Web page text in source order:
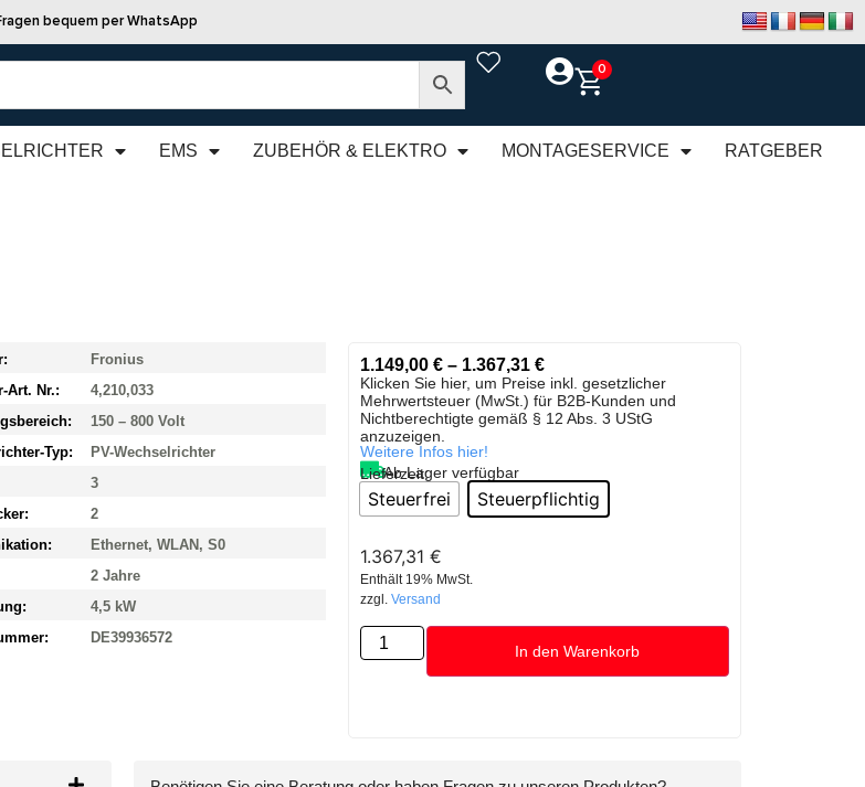
bequem per WhatsApp
0
EMS ZUBEHÖR & ELEKTRO MONTAGESERVICE RATGEBER
Fronius
Art. Nr.:
4,210,033
150 – 800 Volt
Typ:
PV-Wechselrichter
3
2
Ethernet, WLAN, S0
2 Jahre
4,5 kW
DE39936572
1.149,00 € – 1.367,31 €
Klicken Sie hier, um Preise inkl. gesetzlicher
Mehrwertsteuer (MwSt.) für B2B-Kunden und
Nichtberechtigte gemäß § 12 Abs. 3 UStG
anzuzeigen.
Weitere Infos hier!
Ab Lager verfügbar
Lieferzeit:
Steuerfrei Steuerpflichtig
1.367,31 €
Enthält 19% MwSt.
zzgl. Versand
In den Warenkorb